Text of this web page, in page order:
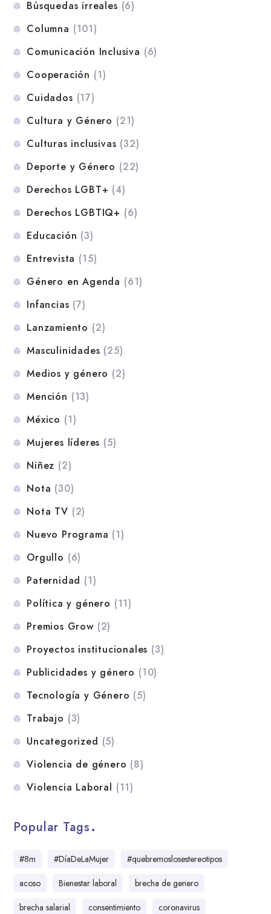
Búsquedas irreales (6)
Columna (101)
Comunicación Inclusiva (6)
Cooperación (1)
Cuidados (17)
Cultura y Género (21)
Culturas inclusivas (32)
Deporte y Género (22)
Derechos LGBT+ (4)
Derechos LGBTIQ+ (6)
Educación (3)
Entrevista (15)
Género en Agenda (61)
Infancias (7)
Lanzamiento (2)
Masculinidades (25)
Medios y género (2)
Mención (13)
México (1)
Mujeres líderes (5)
Niñez (2)
Nota (30)
Nota TV (2)
Nuevo Programa (1)
Orgullo (6)
Paternidad (1)
Política y género (11)
Premios Grow (2)
Proyectos institucionales (3)
Publicidades y género (10)
Tecnología y Género (5)
Trabajo (3)
Uncategorized (5)
Violencia de género (8)
Violencia Laboral (11)
Popular Tags
#8m #DíaDeLaMujer
#quebremoslosestereotipos
acoso
Bienestar laboral
brecha de genero
brecha salarial
consentimiento
coronavirus